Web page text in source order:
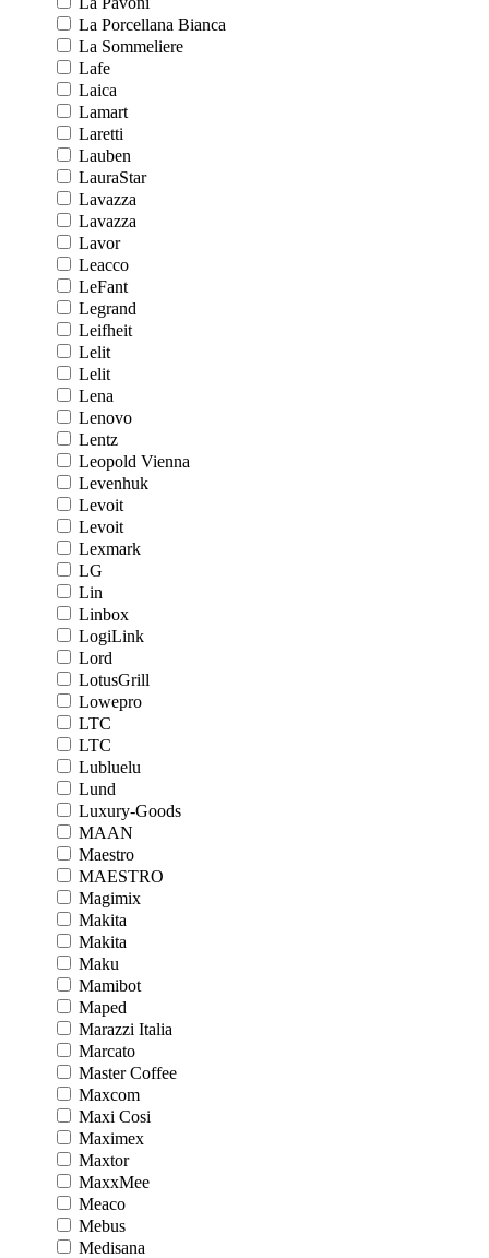
La Porcellana Bianca
La Sommeliere
Lafe
Laica
Lamart
Laretti
Lauben
LauraStar
Lavazza
Lavazza
Lavor
Leacco
LeFant
Legrand
Leifheit
Lelit
Lelit
Lena
Lenovo
Lentz
Leopold Vienna
Levenhuk
Levoit
Levoit
Lexmark
LG
Lin
Linbox
LogiLink
Lord
LotusGrill
Lowepro
LTC
LTC
Lubluelu
Lund
Luxury-Goods
MAAN
Maestro
MAESTRO
Magimix
Makita
Makita
Maku
Mamibot
Maped
Marazzi Italia
Marcato
Master Coffee
Maxcom
Maxi Cosi
Maximex
Maxtor
MaxxMee
Meaco
Mebus
Medisana